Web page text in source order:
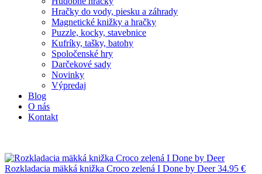
Hračky do vody, piesku a záhrady
Magnetické knižky a hračky
Puzzle, kocky, stavebnice
Kufríky, tašky, batohy
Spoločenské hry
Darčekové sady
Novinky
Výpredaj
Blog
O nás
Kontakt
Rozkladacia mäkká knižka Croco zelená I Done by Deer 34.95 €